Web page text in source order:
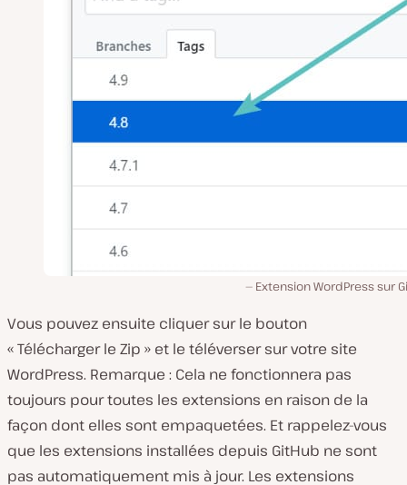
Extension WordPress sur
Vous pouvez ensuite cliquer sur le bouton
« Télécharger le Zip » et le téléverser sur votre site
WordPress. Remarque : Cela ne fonctionnera pas
toujours pour toutes les extensions en raison de la
façon dont elles sont empaquetées. Et rappelez-vous
que les extensions installées depuis GitHub ne sont
pas automatiquement mis à jour. Les extensions